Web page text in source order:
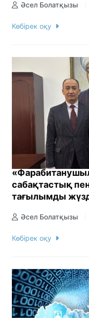
Әсел Болатқызы
Көбірек оқу
сабақтастық
тағылымды
Әсел Болатқызы
Көбірек оқу